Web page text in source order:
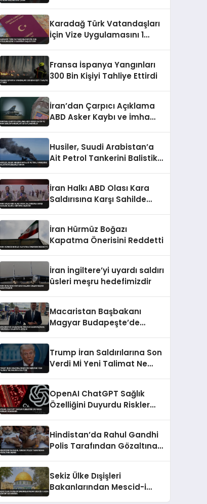
Karadağ Türk Vatandaşları
İçin Vize Uygulamasını 1
Fransa İspanya Yangınları
300 Bin Kişiyi Tahliye Ettirdi
İran’dan Çarpıcı Açıklama
ABD Asker Kaybı ve İmha
Husiler, Suudi Arabistan’a
Ait Petrol Tankerini Balistik
İran Halkı ABD Olası Kara
Saldırısına Karşı Sahilde
İran Hürmüz Boğazı
Kapatma Önerisini Reddetti
İran İngiltere’yi uyardı saldırı
üsleri meşru hedefimizdir
Macaristan Başbakanı
Magyar Budapeşte’de
Trump İran Saldırılarına Son
Verdi Mİ Yeni Talimat Ne
OpenAI ChatGPT Sağlık
Özelliğini Duyurdu Riskler
Hindistan’da Rahul Gandhi
Polis Tarafından Gözaltına
Sekiz Ülke Dışişleri
Bakanlarından Mescid-i